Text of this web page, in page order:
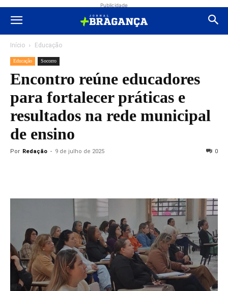
Publicidade
Início Educação
Educação Socorro
Encontro reúne educadores
para fortalecer práticas e
resultados na rede municipal
de ensino
Por Redação - 9 de julho de 2025 0